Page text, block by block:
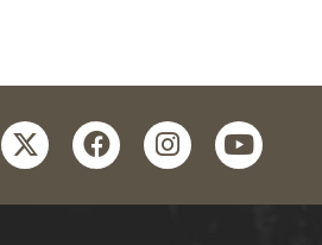
twitterfacebookinstagramyoutube